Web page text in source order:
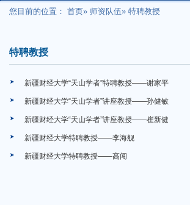
您目前的位置： 首页» 师资队伍» 特聘教授
特聘教授
新疆财经大学“天山学者”特聘教授——谢家平
新疆财经大学“天山学者”讲座教授——孙健敏
新疆财经大学“天山学者”讲座教授——崔新健
新疆财经大学特聘教授——李海舰
新疆财经大学特聘教授——高闯